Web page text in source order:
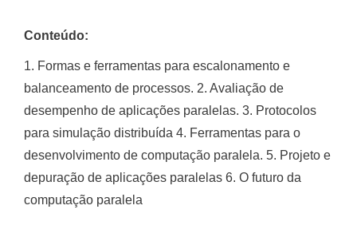
Conteúdo:
1. Formas e ferramentas para escalonamento e
balanceamento de processos. 2. Avaliação de
desempenho de aplicações paralelas. 3. Protocolos
para simulação distribuída 4. Ferramentas para o
desenvolvimento de computação paralela. 5. Projeto e
depuração de aplicações paralelas 6. O futuro da
computação paralela